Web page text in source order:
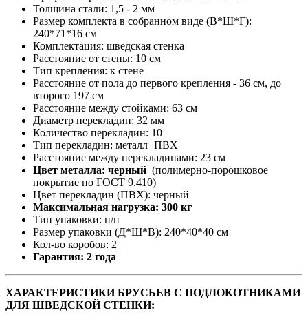
Толщина стали: 1,5 - 2 мм
Размер комплекта в собранном виде (В*Ш*Г):
240*71*16 см
Комплектация: шведская стенка
Расстояние от стены: 10 см
Тип крепления: к стене
Расстояние от пола до первого крепления - 36 см, до
второго 197 см
Расстояние между стойками: 63 см
Диаметр перекладин: 32 мм
Количество перекладин: 10
Тип перекладин: металл+ПВХ
Расстояние между перекладинами: 23 см
Цвет металла: черный (полимерно-порошковое
покрытие по ГОСТ 9.410)
Цвет перекладин (ПВХ): черный
Максимальная нагрузка: 300 кг
Тип упаковки: п/п
Размер упаковки (Д*Ш*В): 240*40*40 см
Кол-во коробов: 2
Гарантия: 2 года
ХАРАКТЕРИСТИКИ БРУСЬЕВ С ПОДЛОКОТНИКАМИ
ДЛЯ ШВЕДСКОЙ СТЕНКИ: